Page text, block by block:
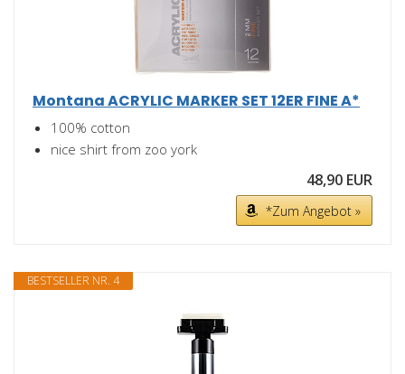
Montana ACRYLIC MARKER SET 12ER FINE A*
100% cotton
nice shirt from zoo york
48,90 EUR
*Zum Angebot »
BESTSELLER NR. 4